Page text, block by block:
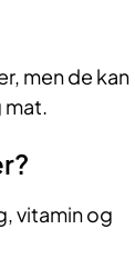
men de kan
mat.
vitamin og